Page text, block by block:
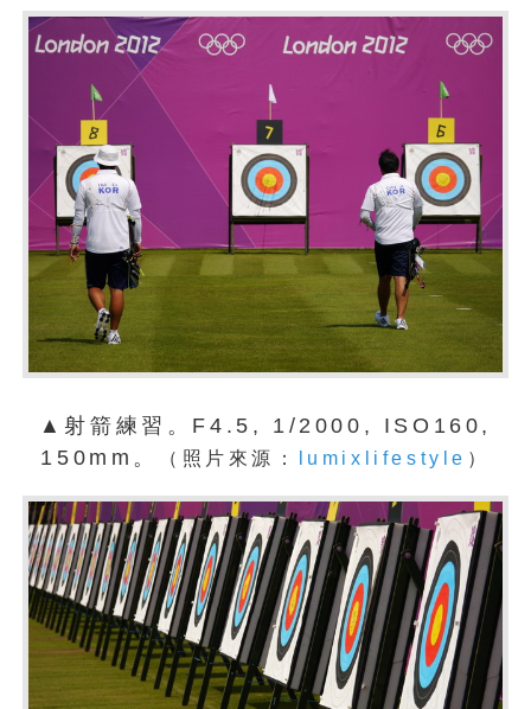
▲射箭練習。F4.5, 1/2000, ISO160,
150mm。
（照片來源： lumixlifestyle ）